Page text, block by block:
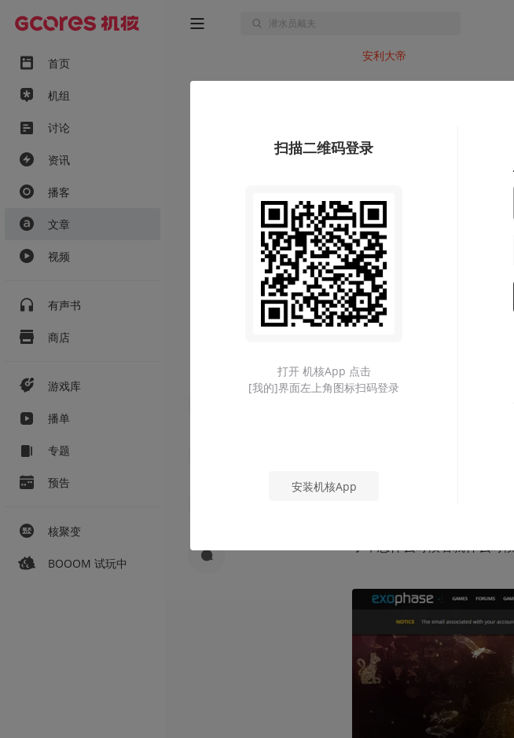
首页
机组
讨论
资讯
播客
文章
视频
有声书
商店
游戏库
播单
专题
预告
核聚变
BOOOM 试玩中
安利大帝
么？这个网
能告诉你
快点放入收藏夹
收听本文
咱们玩 PS4 的朋友都知道
m、Xbox 那样查看游戏时
底陪了你多长时间。去年年
此机会一窥究竟。但今天
了，想什么时候看就什么时
扫描二维码登录
打开 机核App 点击
[我的]界面左上角图标扫码登录
安装机核App